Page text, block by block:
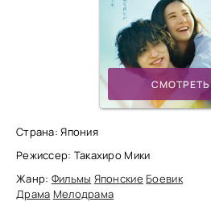
СМОТРЕТЬ
Страна: Япония
Режиссер: Такахиро Мики
Жанр: Фильмы Японские Боевик
Драма Мелодрама